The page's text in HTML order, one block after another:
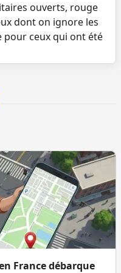
ouverts, rouge
dont on ignore les
ceux qui ont été
France débarque